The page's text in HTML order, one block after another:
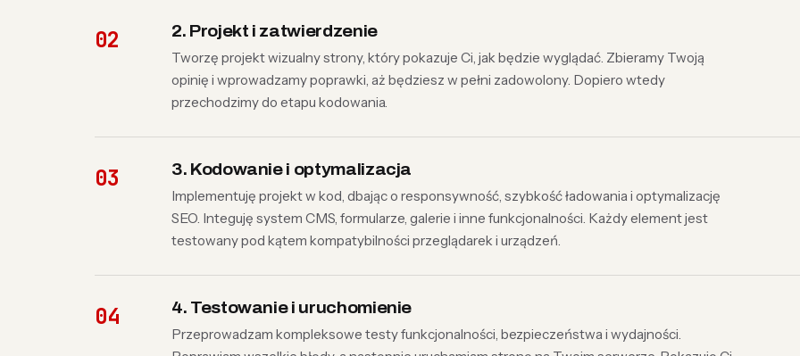
2. Projekt i zatwierdzenie
Tworzę projekt wizualny strony, który pokazuje Ci, jak będzie wyglądać. Zbieramy Twoją
opinię i wprowadzamy poprawki, aż będziesz w pełni zadowolony. Dopiero wtedy
przechodzimy do etapu kodowania.
3. Kodowanie i optymalizacja
Implementuję projekt w kod, dbając o responsywność, szybkość ładowania i optymalizację
SEO. Integuję system CMS, formularze, galerie i inne funkcjonalności. Każdy element jest
testowany pod kątem kompatybilności przeglądarek i urządzeń.
4. Testowanie i uruchomienie
Przeprowadzam kompleksowe testy funkcjonalności, bezpieczeństwa i wydajności.